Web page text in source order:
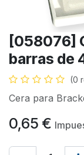
[058076]
barras de
(0
Cera para
0,65 €